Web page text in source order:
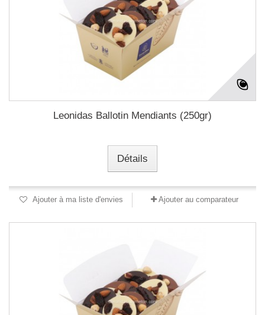
Leonidas Ballotin Mendiants (250gr)
Détails
Ajouter à ma liste d'envies Ajouter au comparateur